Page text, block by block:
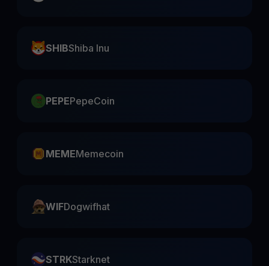
SHIBShiba Inu
PEPEPepeCoin
MEMEMemecoin
WIFDogwifhat
STRKStarknet